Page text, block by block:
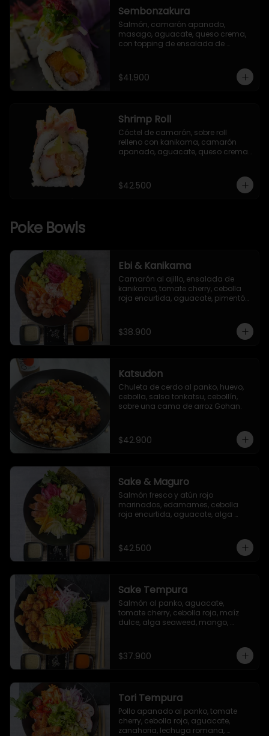
Sembonzakura
Salmón, camarón apanado,
masago, aguacate, queso crema,
con topping de ensalada de
$41.900
Shrimp Roll
Cóctel de camarón, sobre roll
relleno con kanikama, camarón
apanado, aguacate, queso crema,
semillas de ajonjolí mixto.
$42.500
Poke Bowls
Ebi & Kanikama
Camarón al ajillo, ensalada de
kanikama, tomate cherry, cebolla
roja encurtida, aguacate, pimentón
$38.900
Katsudon
Chuleta de cerdo al panko, huevo,
cebolla, salsa tonkatsu, cebollín,
sobre una cama de arroz Gohan.
$42.900
Sake & Maguro
Salmón fresco y atún rojo
marinados, edamames, cebolla
roja encurtida, aguacate, alga
sriracha (opcional)
$42.500
Sake Tempura
Salmón al panko, aguacate,
tomate cherry, cebolla roja, maíz
dulce, alga seaweed, mango,
$37.900
Tori Tempura
Pollo apanado al panko, tomate
cherry, cebolla roja, aguacate,
zanahoria, lechuga romana,